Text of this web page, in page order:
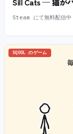
Steam にて無料配信中
SQOOL のゲーム